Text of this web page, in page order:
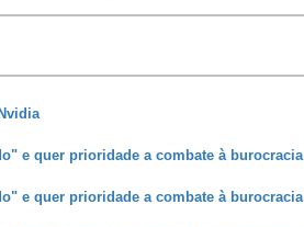
e quer prioridade a combate à burocracia
e quer prioridade a combate à burocracia